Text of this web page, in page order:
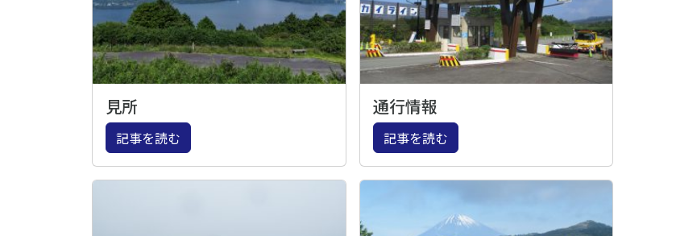
見所
記事を読む
通行情報
記事を読む